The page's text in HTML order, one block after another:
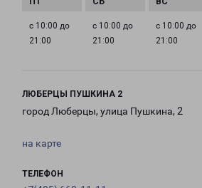
с 10:00 до
21:00
с 10:00 до
21:00
с 10:00 до
21:00
ЛЮБЕРЦЫ ПУШКИНА 2
город Люберцы, улица Пушкина, 2
на карте
ТЕЛЕФОН